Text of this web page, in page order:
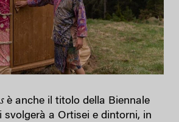
è anche il titolo della Biennale
svolgerà a Ortisei e dintorni, in